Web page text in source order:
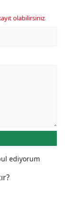
olabilirsiniz.
ediyorum